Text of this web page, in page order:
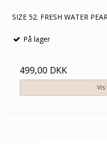
SIZE 52. FRESH WATER
På lager
499,00 DKK